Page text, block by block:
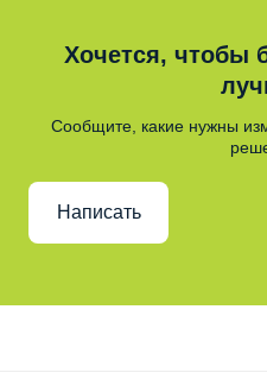
Хочется, чтобы
Сообщите, какие нужны
Написать